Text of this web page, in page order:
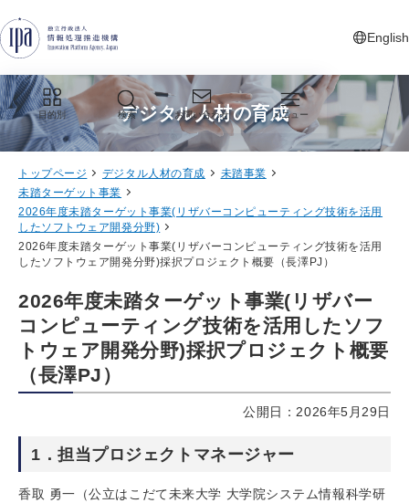
English
新しいタ
目的別 検索 お問い合わせ メニュー
デジタル人材の育成
トップページ デジタル人材の育成
未踏事業
未踏ターゲット事業
2026年度未踏ターゲット事業(リザバーコンピューティング技術を活用
したソフトウェア開発分野)
2026年度未踏ターゲット事業(リザバーコンピューティング技術を活用
したソフトウェア開発分野)採択プロジェクト概要（長澤PJ）
2026年度未踏ターゲット事業(リザバー
コンピューティング技術を活用したソフ
トウェア開発分野)採択プロジェクト概要
（長澤PJ）
公開日：2026年5月29日
1．担当プロジェクトマネージャー
香取 勇一（公立はこだて未来大学 大学院システム情報科学研